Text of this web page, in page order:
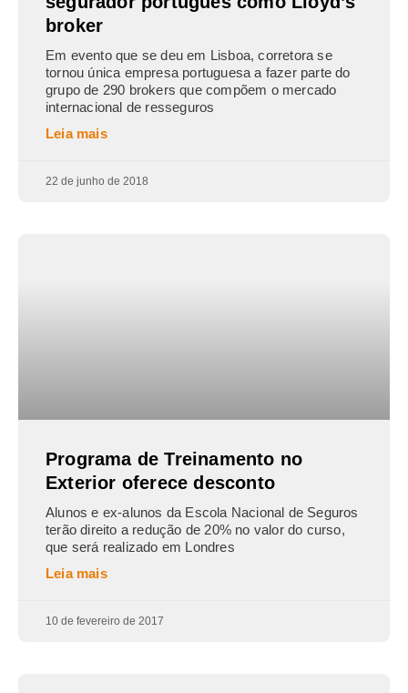
broker
Em evento que se deu em Lisboa, corretora se
tornou única empresa portuguesa a fazer parte do
grupo de 290 brokers que compõem o mercado
internacional de resseguros
Leia mais
22 de junho de 2018
Programa de Treinamento no
Exterior oferece desconto
Alunos e ex-alunos da Escola Nacional de Seguros
terão direito a redução de 20% no valor do curso,
que será realizado em Londres
Leia mais
10 de fevereiro de 2017